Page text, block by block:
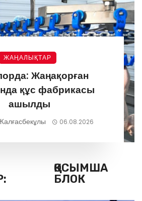
ЖАҢАЛЫҚТАР
Жаңақорған
құс фабрикасы
ашылды
06.08.2026
ҚОСЫМША
БЛОК